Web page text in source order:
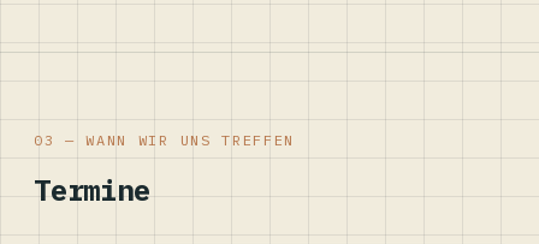
03 — WANN WIR UNS TREFFEN
Termine